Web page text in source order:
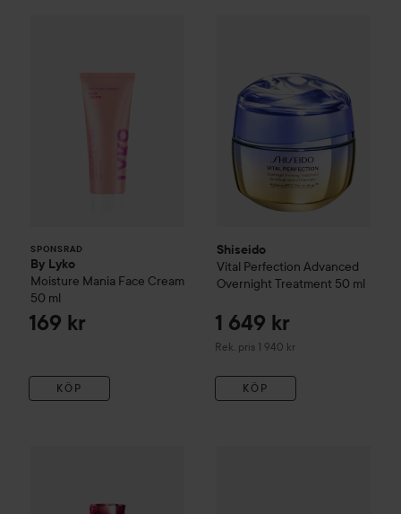
SPONSRAD
By Lyko
Moisture Mania Face Cream
50 ml
169 kr
KÖP
Shiseido
Vital Perfection Advanced
Overnight Treatment 50 ml
1 649 kr
Rek. pris 1 940 kr
Rekommenderat pris 1 940 kr
KÖP